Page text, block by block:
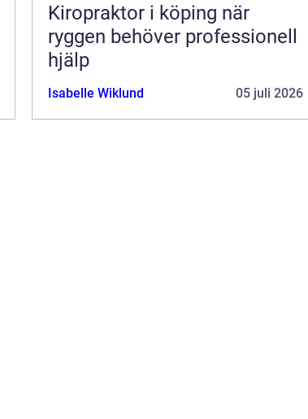
Kiropraktor i köping när
ryggen behöver professionell
hjälp
Isabelle Wiklund 05 juli 2026